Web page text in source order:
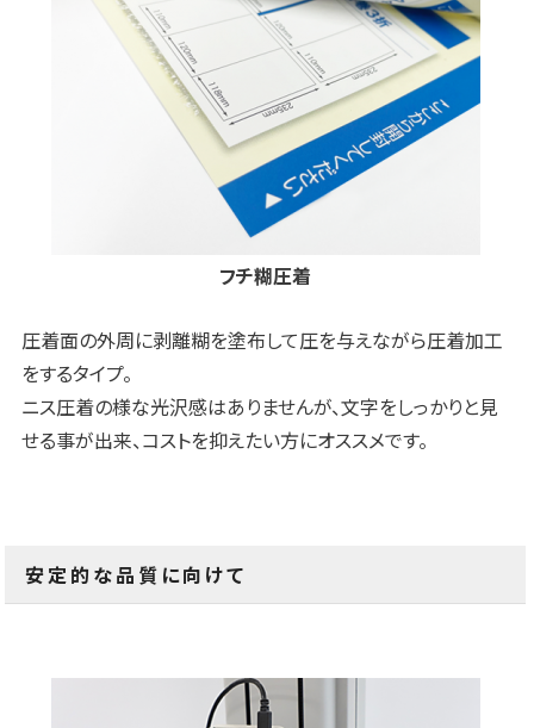
フチ糊圧着
圧着面の外周に剥離糊を塗布して圧を与えながら圧着加工
をするタイプ。
ニス圧着の様な光沢感はありませんが、文字をしっかりと見
せる事が出来、コストを抑えたい方にオススメです。
安定的な品質に向けて